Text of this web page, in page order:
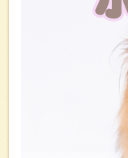
ポメ
んな犬